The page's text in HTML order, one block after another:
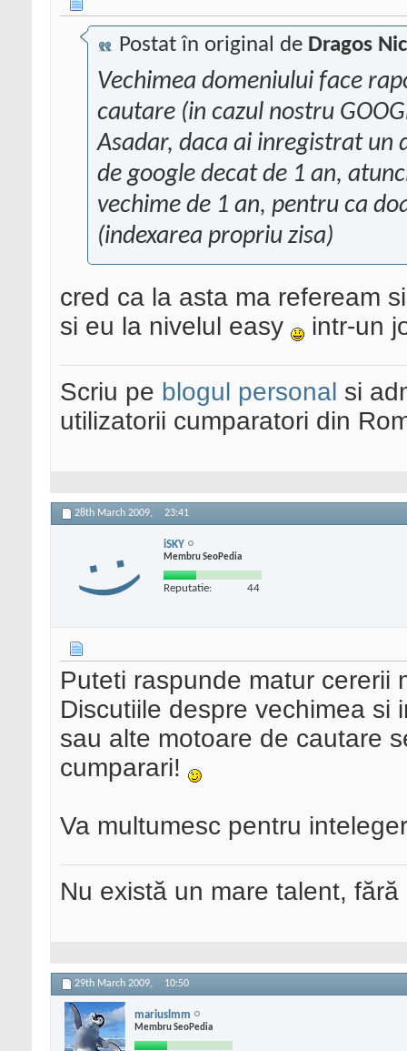
Postat în original de Dragos
Vechimea domeniului face
cautare (in cazul nostru
Asadar, daca ai inregistrat un
de google decat de 1 an,
vechime de 1 an, pentru ca
(indexarea propriu zisa)
cred ca la asta ma refeream
si eu la nivelul easy
intr-un
Scriu pe blogul personal si
utilizatorii cumparatori din
28th March 2009, 23:41
iSKY
Membru SeoPedia
Reputatie: 44
Puteti raspunde matur cererii
Discutiile despre vechimea si
sau alte motoare de cautare
cumparari!
Va multumesc pentru
Nu există un mare talent,
29th March 2009, 10:50
mariuslmm
Membru SeoPedia